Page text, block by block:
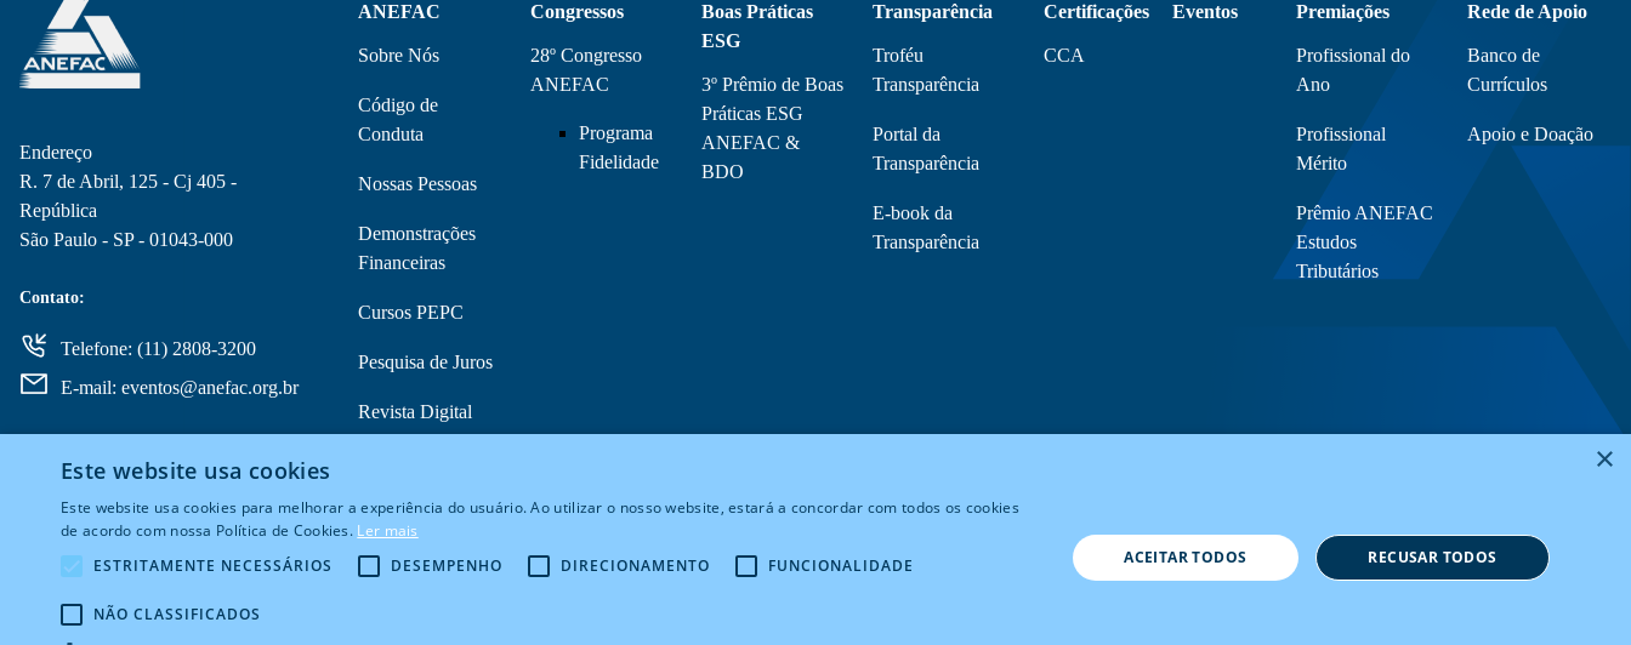
Endereço
R. 7 de Abril, 125 - Cj 405 -
República
São Paulo - SP - 01043-000
Contato:
Telefone: (11) 2808-3200
E-mail: eventos@anefac.org.br
ANEFAC
Sobre Nós
Código de
Conduta
Nossas Pessoas
Demonstrações
Financeiras
Cursos PEPC
Pesquisa de Juros
Revista Digital
Congressos
28º Congresso
ANEFAC
Programa
Fidelidade
Boas Práticas
ESG
3º Prêmio de Boas
Práticas ESG
ANEFAC &
BDO
Transparência
Troféu
Transparência
Portal da
Transparência
E-book da
Transparência
Certificações
CCA
Eventos Premiações
Profissional do
Ano
Profissional
Mérito
Prêmio ANEFAC
Estudos
Tributários
Rede de Apoio
Banco de
Currículos
Apoio e Doação
© 2026 Todos Direitos Reservados
×
Este website usa cookies
Este website usa cookies para melhorar a experiência do usuário. Ao utilizar o nosso website, estará a concordar com todos os cookies
de acordo com nossa Política de Cookies. Ler mais
ESTRITAMENTE NECESSÁRIOS
DESEMPENHO DIRECIONAMENTO FUNCIONALIDADE
NÃO CLASSIFICADOS
ACEITAR TODOS RECUSAR TODOS